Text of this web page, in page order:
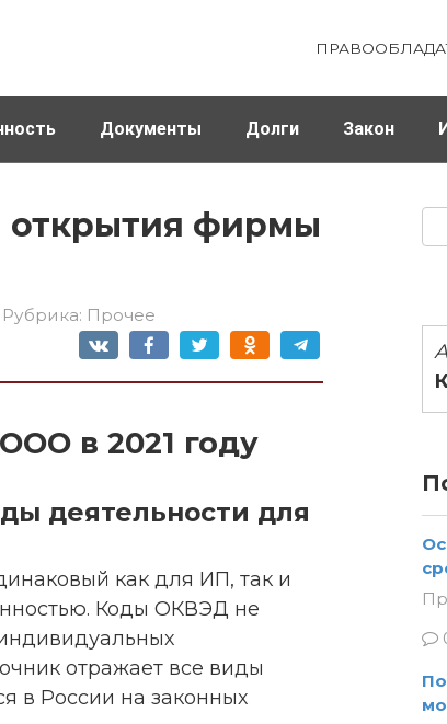
Документы Долги Закон
фирмы
Рубрика: Прочее
в 2021 году
деятельности для
как для ИП, так и
Коды ОКВЭД не
отражает все виды
в России на законных